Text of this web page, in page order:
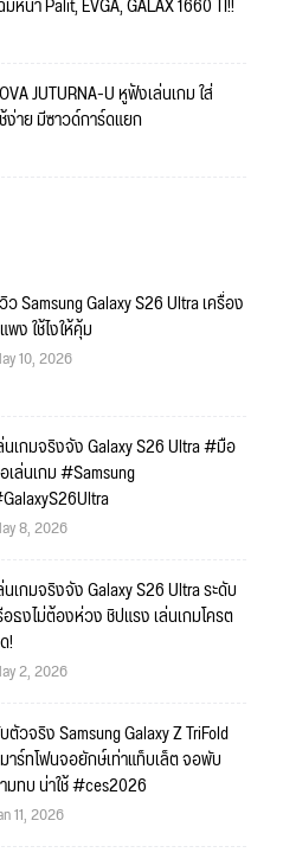
JUTURNA-U หูฟังเล่นเกม ใส่
าย มีซาวด์การ์ดแยก
ว Samsung Galaxy S26 Ultra เครื่อง
พง ใช้ไงให้คุ้ม
10, 2026
นเกมจริงจัง Galaxy S26 Ultra #มือ
เล่นเกม #Samsung
8, 2026
นเกมจริงจัง Galaxy S26 Ultra ระดับ
อธงไม่ต้องห่วง ชิปแรง เล่นเกมโครต
!
2, 2026
ตัวจริง Samsung Galaxy Z TriFold
าร์ทโฟนจอยักษ์เท่าแท็บเล็ต จอพับ
มทบ น่าใช้ #ces2026
11, 2026